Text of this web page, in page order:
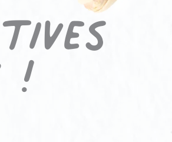
!